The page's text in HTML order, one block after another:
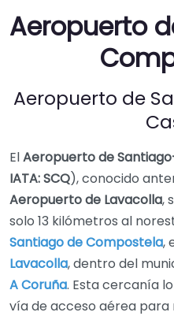
Aeropuerto
Aeropuerto de
ElAeropuerto de
IATA: SCQ), conocido
Aeropuerto de Lavacolla,
solo 13 kilómetros al
Santiago de Compostela,
Lavacolla, dentro del
A Coruña. Esta cercanía
vía de acceso aérea para